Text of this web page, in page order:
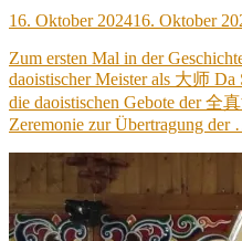
Veröffentlicht
16. Oktober 202416. Oktober
Zum ersten Mal in der
daoistischer Meister als 大师
die daoistischen Gebote der 全
Zeremonie zur Übertragung der